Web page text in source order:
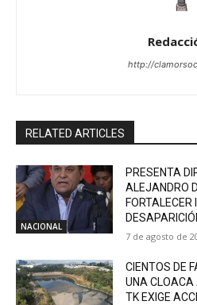
http://
RELATED ARTICLES
NACIONAL
PRESENTA
ALEJANDRO
FORTALECER
7 de agosto de
CIENTOS DE
UNA CLOACA
TK EXIGE